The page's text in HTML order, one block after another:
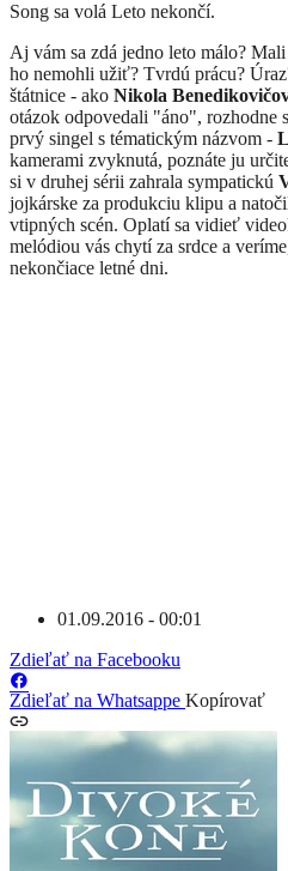
Song sa volá Leto nekončí.
Aj vám sa zdá jedno leto málo?
ho nemohli užiť? Tvrdú prácu?
štátnice - ako Nikola
otázok odpovedali "áno", rozhodne
prvý singel s tématickým názvom -
kamerami zvyknutá, poznáte ju
si v druhej sérii zahrala sympatickú
jojkárske za produkciu klipu a
vtipných scén. Oplatí sa vidieť
melódiou vás chytí za srdce a
nekončiace letné dni.
01.09.2016 - 00:01
Zdieľať na Facebooku
Zdieľať na Whatsappe Kopírovať